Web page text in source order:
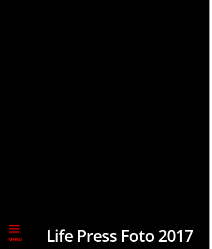
MENU Life Press Foto 2017